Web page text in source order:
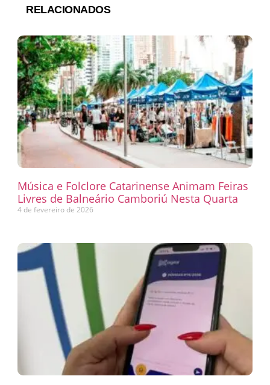
RELACIONADOS
Música e Folclore Catarinense Animam Feiras
Livres de Balneário Camboriú Nesta Quarta
4 de fevereiro de 2026